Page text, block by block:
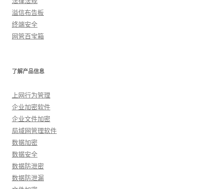
溢信布告板
终端安全
网管百宝箱
了解产品信息
上网行为管理
企业加密软件
企业文件加密
局域网管理软件
数据加密
数据安全
数据防泄密
数据防泄漏